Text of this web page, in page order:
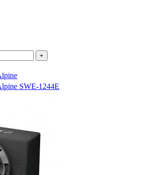
SWE-1244E